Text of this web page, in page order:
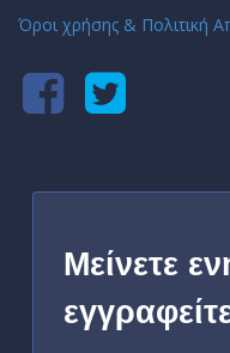
Όροι χρήσης & Πολιτική
Μείνετε